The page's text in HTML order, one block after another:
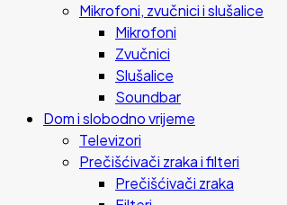
Mikrofoni, zvučnici i slušalice
Mikrofoni
Zvučnici
Slušalice
Soundbar
Dom i slobodno vrijeme
Televizori
Prečišćivači zraka i filteri
Prečišćivači zraka